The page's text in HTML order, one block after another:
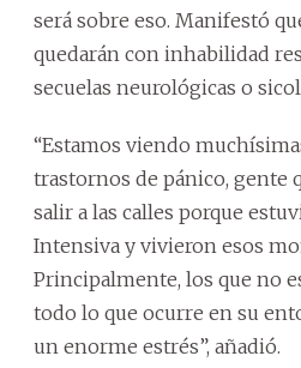
será sobre eso. Manifestó
quedarán con inhabilidad
secuelas neurológicas o
“Estamos viendo
trastornos de pánico, gente
salir a las calles porque
Intensiva y vivieron esos
Principalmente, los que no
todo lo que ocurre en su
un enorme estrés”, añadió.